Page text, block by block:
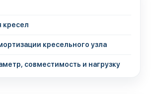
кресел
кресельного узла
совместимость и нагрузку